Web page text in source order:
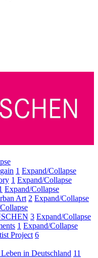
1 Expand/Collapse
1 Expand/Collapse
Expand/Collapse
Art 2 Expand/Collapse
3 Expand/Collapse
1 Expand/Collapse
Project 6
in Deutschland 11